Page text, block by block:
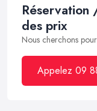
des prix
Nous cherchons
Appelez 09